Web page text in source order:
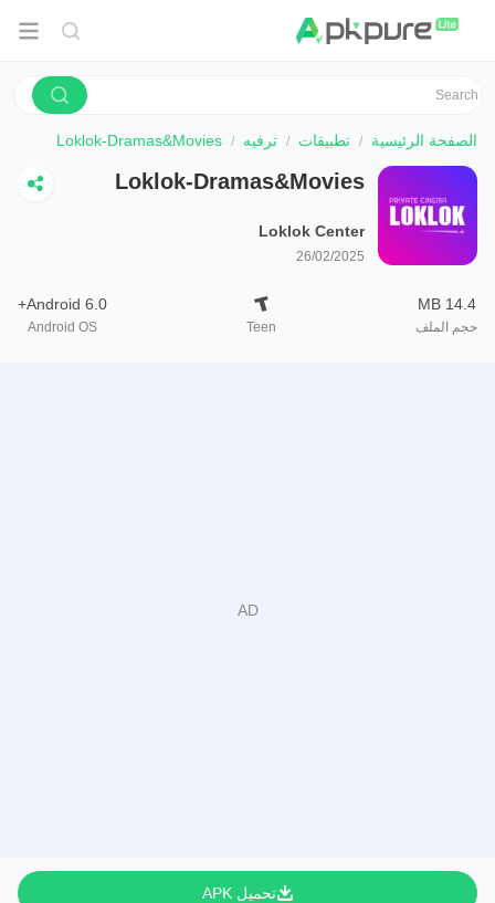
الصفحة الرئيسية تطبيقات ترفيه Loklok-Dramas&Movies
Loklok-Dramas&Movies
Loklok Center
26/02/2025
14.4 MB
حجم الملف Teen
Android 6.0+
Android OS
تحميل APK